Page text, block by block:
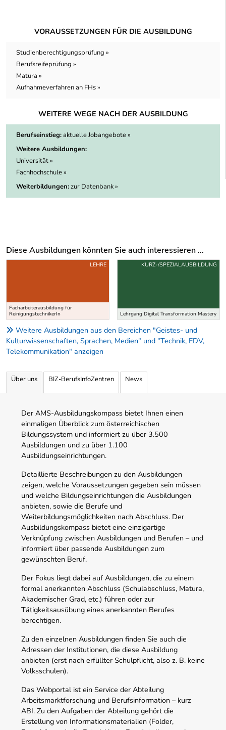
VORAUSSETZUNGEN FÜR DIE AUSBILDUNG
Studienberechtigungsprüfung »
Berufsreifeprüfung »
Matura »
Aufnahmeverfahren an FHs »
WEITERE WEGE NACH DER AUSBILDUNG
Berufseinstieg:aktuelle Jobangebote »
Weitere Ausbildungen:
Universität »
Fachhochschule »
Weiterbildungen:zur Datenbank »
Diese Ausbildungen könnten Sie auch interessieren ...
Uber weitere Ausbildungsvorschläge
Facharbeiterausbildung für
ReinigungstechnikerIn
LEHRE
Lehrgang Digital Transformation Mastery
KURZ-/SPEZIALAUSBILDUNG
Weitere Ausbildungen aus den Bereichen "Geistes- und
Kulturwissenschaften, Sprachen, Medien" und "Technik, EDV,
Telekommunikation" anzeigen
Über uns BIZ-BerufsInfoZentren News
Der AMS-Ausbildungskompass bietet Ihnen einen
einmaligen Überblick zum österreichischen
Bildungssystem und informiert zu über 3.500
Ausbildungen und zu über 1.100
Ausbildungseinrichtungen.
Detaillierte Beschreibungen zu den Ausbildungen
zeigen, welche Voraussetzungen gegeben sein müssen
und welche Bildungseinrichtungen die Ausbildungen
anbieten, sowie die Berufe und
Weiterbildungsmöglichkeiten nach Abschluss. Der
Ausbildungskompass bietet eine einzigartige
Verknüpfung zwischen Ausbildungen und Berufen – und
informiert über passende Ausbildungen zum
gewünschten Beruf.
Der Fokus liegt dabei auf Ausbildungen, die zu einem
formal anerkannten Abschluss (Schulabschluss, Matura,
Akademischer Grad, etc.) führen oder zur
Tätigkeitsausübung eines anerkannten Berufes
berechtigen.
Zu den einzelnen Ausbildungen finden Sie auch die
Adressen der Institutionen, die diese Ausbildung
anbieten (erst nach erfüllter Schulpflicht, also z. B. keine
Volksschulen).
Das Webportal ist ein Service der Abteilung
Arbeitsmarktforschung und Berufsinformation – kurz
ABI. Zu den Aufgaben der Abteilung gehört die
Erstellung von Informationsmaterialien (Folder,